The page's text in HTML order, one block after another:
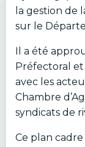
la gestion de
sur le
Il a été
Préfectoral
avec les
Chambre
syndicats de
Ce plan